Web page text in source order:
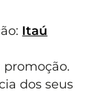
Itaú
promoção.
dos seus